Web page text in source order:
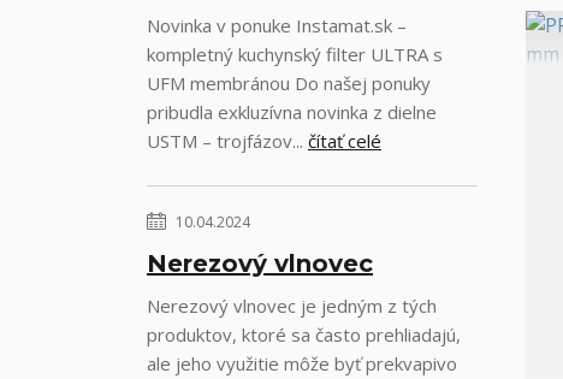
Novinka v ponuke Instamat.sk –
kompletný kuchynský filter ULTRA s
UFM membránou Do našej ponuky
pribudla exkluzívna novinka z dielne
USTM – trojfázov... čítať celé
10.04.2024
Nerezový vlnovec
Nerezový vlnovec je jedným z tých
produktov, ktoré sa často prehliadajú,
ale jeho využitie môže byť prekvapivo